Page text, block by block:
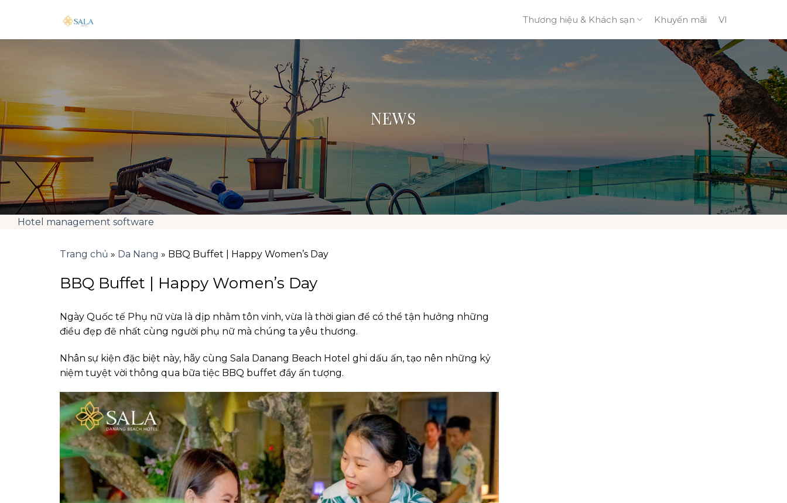
content
Thương hiệu & Khách sạn Khuyến mãi VI
NEWS
Hotel management software
Trang chủ » Da Nang » BBQ Buffet | Happy Women’s Day
BBQ Buffet | Happy Women’s Day
Ngày Quốc tế Phụ nữ vừa là dịp nhằm tôn vinh, vừa là thời gian để có thể tận hưởng những
điều đẹp đẽ nhất cùng người phụ nữ mà chúng ta yêu thương.
Nhân sự kiện đặc biệt này, hãy cùng Sala Danang Beach Hotel ghi dấu ấn, tạo nên những kỷ
niệm tuyệt vời thông qua bữa tiệc BBQ buffet đầy ấn tượng.